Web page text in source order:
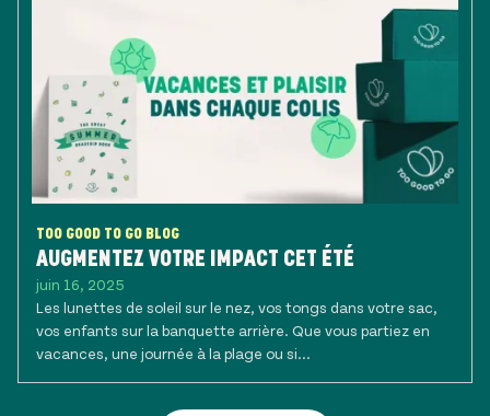
TOO GOOD TO GO BLOG
AUGMENTEZ VOTRE IMPACT CET ÉTÉ
juin 16, 2025
Les lunettes de soleil sur le nez, vos tongs dans votre sac,
vos enfants sur la banquette arrière. Que vous partiez en
vacances, une journée à la plage ou si...